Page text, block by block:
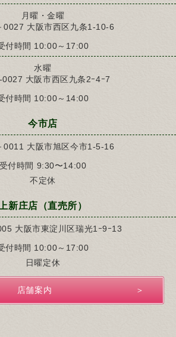
月曜・金曜
0027 大阪市西区九条1-10-6
付時間 10:00～17:00
水曜
大阪市西区九条2ｰ4ｰ7
付時間 10:00～14:00
今市店
0011 大阪市旭区今市1-5-16
受付時間 9:30〜14:00
不定休
新庄店（直売所）
大阪市東淀川区瑞光1ｰ9ｰ13
付時間 10:00～17:00
日曜定休
店舗案内